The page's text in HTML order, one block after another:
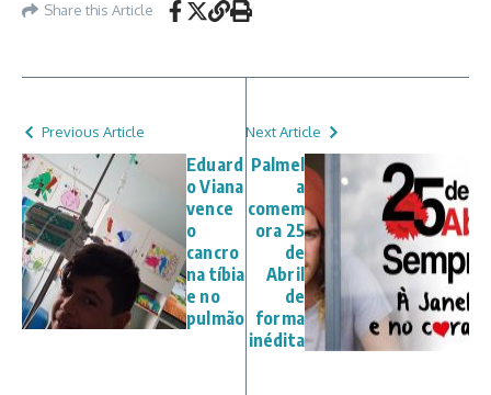
Share this Article
Previous Article
Eduard
o Viana
vence
o
cancro
na tíbia
e no
pulmão
Next Article
Palmel
a
comem
ora 25
de
Abril
de
forma
inédita